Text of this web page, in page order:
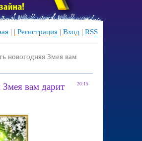
| | Регистрация | Вход | RSS
новогодняя Змея вам
20:15
вам дарит